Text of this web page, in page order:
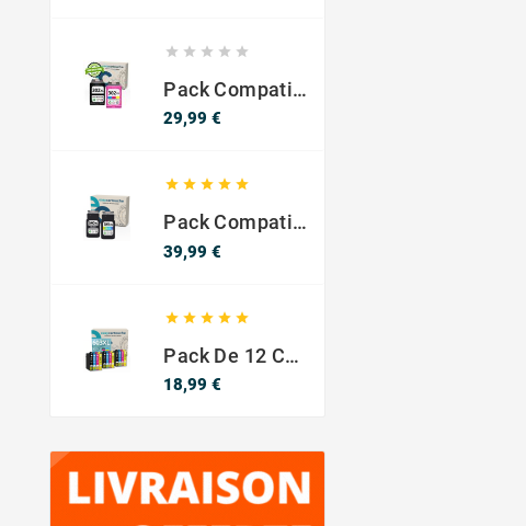
    
Pack Compatible Con HP 302 XL Negro Y Color - SIN NIVEL DE TINTA
29,99 €
    
Pack Compatible Canon PG-540 XL / CL-541 XL ? Negro Y Color ? Alta Capacidad
39,99 €
    
Pack De 12 Cartuchos Compatibles EPSON 603XL
18,99 €